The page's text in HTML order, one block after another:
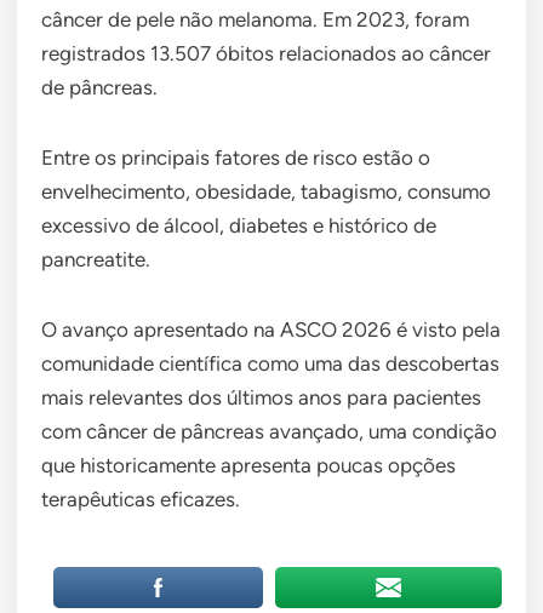
câncer de pele não melanoma. Em 2023, foram
registrados 13.507 óbitos relacionados ao câncer
de pâncreas.
Entre os principais fatores de risco estão o
envelhecimento, obesidade, tabagismo, consumo
excessivo de álcool, diabetes e histórico de
pancreatite.
O avanço apresentado na ASCO 2026 é visto pela
comunidade científica como uma das descobertas
mais relevantes dos últimos anos para pacientes
com câncer de pâncreas avançado, uma condição
que historicamente apresenta poucas opções
terapêuticas eficazes.